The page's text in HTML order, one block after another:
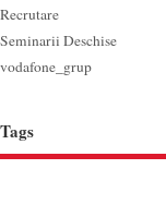
Recrutare
Seminarii Deschise
vodafone_grup
Tags